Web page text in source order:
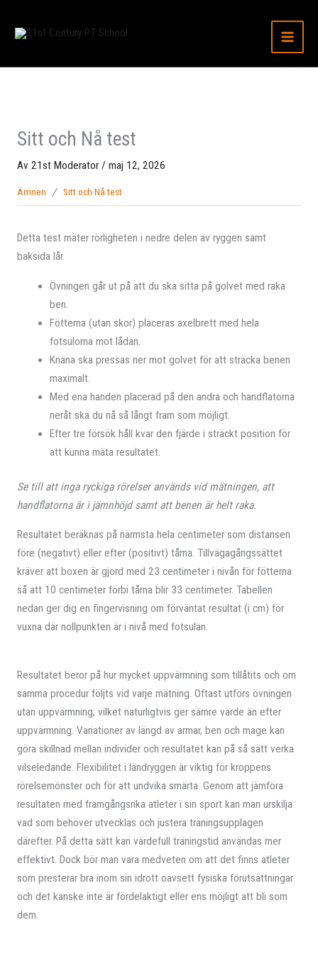
Sitt och Nå test
Av 21st Moderator/ maj 12, 2026
Ämnen Sitt och Nå test
Detta test mäter rörligheten i nedre delen av ryggen samt
baksida lår.
Övningen går ut på att du ska sitta på golvet med raka
ben.
Fötterna (utan skor) placeras axelbrett med hela
fotsulorna mot lådan.
Knäna ska pressas ner mot golvet för att sträcka benen
maximalt.
Med ena handen placerad på den andra och handflatorna
neråt ska du nå så långt fram som möjligt.
Efter tre försök håll kvar den fjärde i sträckt position för
att kunna mäta resultatet.
Se till att inga ryckiga rörelser används vid mätningen, att
handflatorna är i jämnhöjd samt att benen är helt raka.
Resultatet beräknas på närmsta hela centimeter som distansen
före (negativt) eller efter (positivt) tårna. Tillvägagångssättet
kräver att boxen är gjord med 23 centimeter i nivån för fötterna
så att 10 centimeter förbi tårna blir 33 centimeter. Tabellen
nedan ger dig en fingervisning om förväntat resultat (i cm) för
vuxna där nollpunkten är i nivå med fotsulan.
Resultatet beror på hur mycket uppvärmning som tillåtits och om
samma procedur följts vid varje mätning. Oftast utförs övningen
utan uppvärmning, vilket naturligtvis ger sämre värde än efter
uppvärmning. Variationer av längd av armar, ben och mage kan
göra skillnad mellan individer och resultatet kan på så sätt verka
vilseledande. Flexibilitet i ländryggen är viktig för kroppens
rörelsemönster och för att undvika smärta. Genom att jämföra
resultaten med framgångsrika atleter i sin sport kan man urskilja
vad som behöver utvecklas och justera träningsupplagen
därefter. På detta sätt kan värdefull träningstid användas mer
effektivt. Dock bör man vara medveten om att det finns atleter
som presterar bra inom sin idrott oavsett fysiska förutsättningar
och det kanske inte är fördelaktigt eller ens möjligt att bli som
dem.